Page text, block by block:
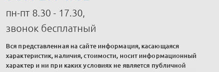
пн-пт 8.30 - 17.30,
звонок бесплатный
Вся представленная на сайте информация, касающаяся
характеристик, наличия, стоимости, носит информационный
характер и ни при каких условиях не является публичной